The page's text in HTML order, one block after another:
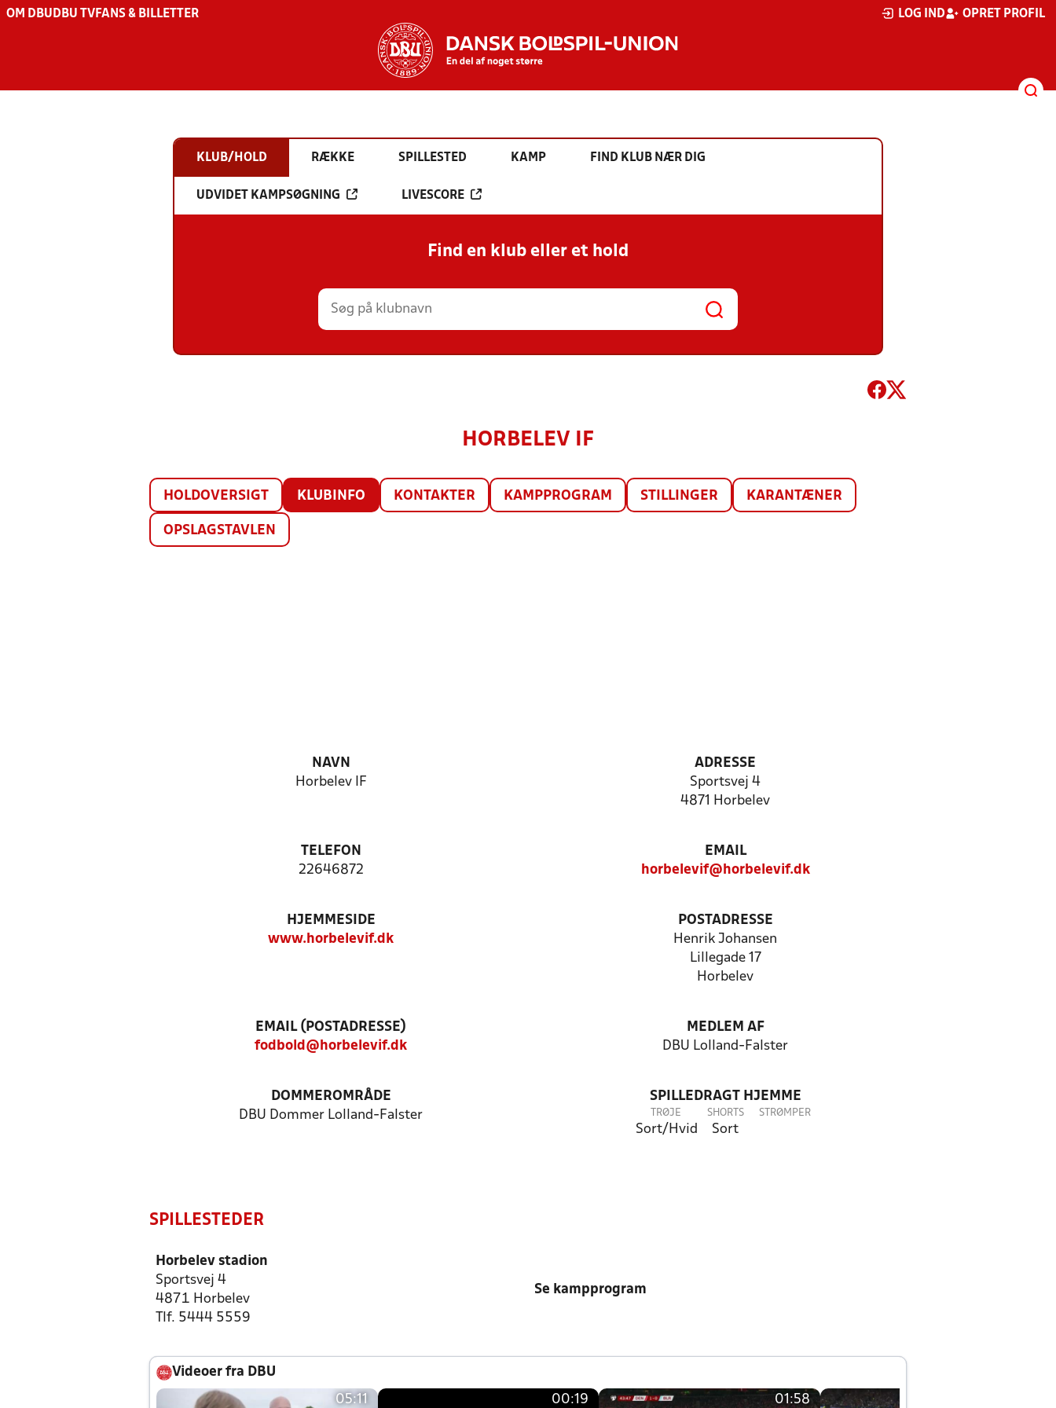
OM DBU DBU TV FANS & BILLETTER LOG IND OPRET PROFIL
KLUB/HOLD RÆKKE SPILLESTED KAMP FIND KLUB NÆR DIG
UDVIDET KAMPSØGNING LIVESCORE
Find en klub eller et hold
HORBELEV IF
HOLDOVERSIGT KLUBINFO KONTAKTER KAMPPROGRAM STILLINGER KARANTÆNER
OPSLAGSTAVLEN
NAVN
Horbelev IF
ADRESSE
Sportsvej 4
4871 Horbelev
TELEFON
22646872
EMAIL
horbelevif@horbelevif.dk
HJEMMESIDE
www.horbelevif.dk
POSTADRESSE
Henrik Johansen
Lillegade 17
Horbelev
EMAIL (POSTADRESSE)
fodbold@horbelevif.dk
MEDLEM AF
DBU Lolland-Falster
DOMMEROMRÅDE
DBU Dommer Lolland-Falster
SPILLEDRAGT HJEMME
TRØJE
Sort/Hvid
SHORTS
Sort
STRØMPER
SPILLESTEDER
Horbelev stadion
Sportsvej 4
4871 Horbelev
Tlf. 5444 5559
Se kampprogram
Videoer fra DBU
05:11 00:19 01:58